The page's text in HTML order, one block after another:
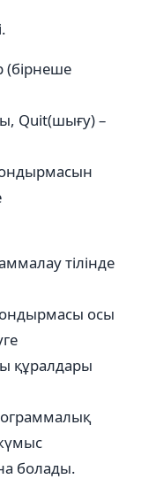
(бірнеше
Quit(шығу) –
тілінде
осы
құралдары
болады.